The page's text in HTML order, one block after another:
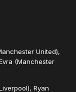
United),
(Manchester
Ryan